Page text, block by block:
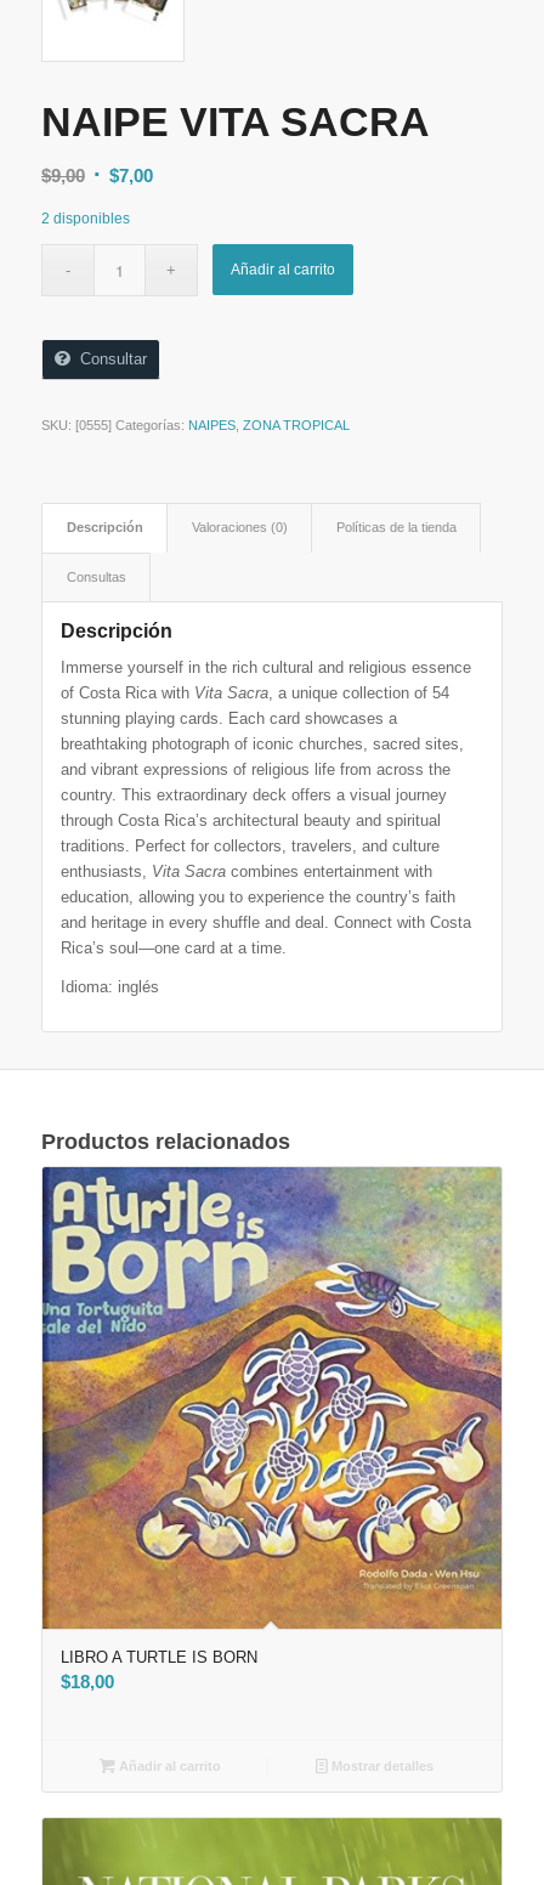
NAIPE VITA SACRA
$9,00 El
era:
$7,00El
es:
2 disponibles
Añadir al carrito
Consultar
SKU: [0555] Categorías: NAIPES, ZONA TROPICAL
Descripción Valoraciones (0) Políticas de la tienda
Consultas
Descripción
Immerse yourself in the rich cultural and religious essence
of Costa Rica with Vita Sacra, a unique collection of 54
stunning playing cards. Each card showcases a
breathtaking photograph of iconic churches, sacred sites,
and vibrant expressions of religious life from across the
country. This extraordinary deck offers a visual journey
through Costa Rica’s architectural beauty and spiritual
traditions. Perfect for collectors, travelers, and culture
enthusiasts, Vita Sacracombines entertainment with
education, allowing you to experience the country’s faith
and heritage in every shuffle and deal. Connect with Costa
Rica’s soul—one card at a time.
Idioma: inglés
Productos relacionados
LIBRO A TURTLE IS BORN
$18,00
Añadir al carrito Mostrar detalles